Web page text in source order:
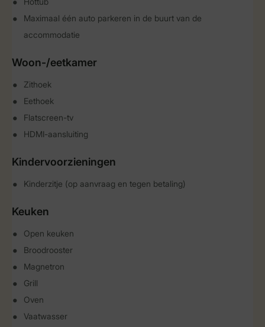
Maximaal één auto parkeren in de buurt van de
accommodatie
Woon-/eetkamer
Zithoek
Eethoek
Flatscreen-tv
HDMI-aansluiting
Kindervoorzieningen
Kinderzitje (op aanvraag en tegen betaling)
Keuken
Open keuken
Broodrooster
Magnetron
Grill
Oven
Vaatwasser